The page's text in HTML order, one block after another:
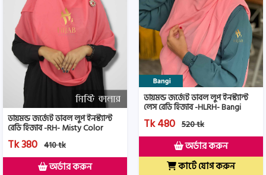
ডায়মন্ড জর্জেট ডাবল লুপ ইনস্ট্যান্ট
রেডি হিজাব -RH- Misty Color
Tk 380 410 tk
অর্ডার করুন
ডায়মন্ড জর্জেট ডাবল লুপ ইনস্ট্যান্ট
লেস রেডি হিজাব -HLRH- Bangi
Color
Tk 480 520 tk
অর্ডার করুন
কার্টে যোগ করুন